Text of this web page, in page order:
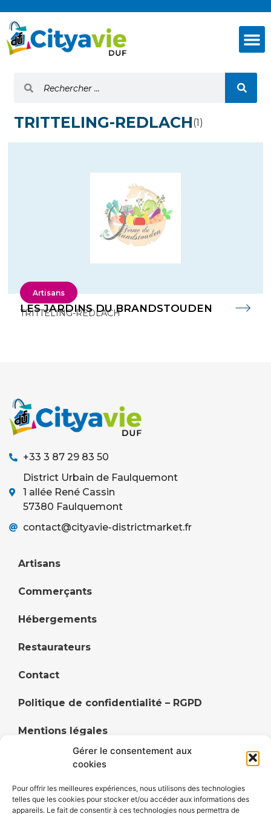
Gérer le consentement aux
cookies
Pour offrir les meilleures expériences, nous utilisons des technologies
telles que les cookies pour stocker et/ou accéder aux informations des
appareils. Le fait de consentir à ces technologies nous permettra de
TRITTELING-REDLACH(1)
Artisans
LES JARDINS DU BRANDSTOUDEN
TRITTELING-REDLACH
+33 3 87 29 83 50
District Urbain de Faulquemont
1 allée René Cassin
57380 Faulquemont
contact@cityavie-districtmarket.fr
Artisans
Commerçants
Hébergements
Restaurateurs
Contact
Politique de confidentialité – RGPD
Mentions légales
Politique de cookies (UE)